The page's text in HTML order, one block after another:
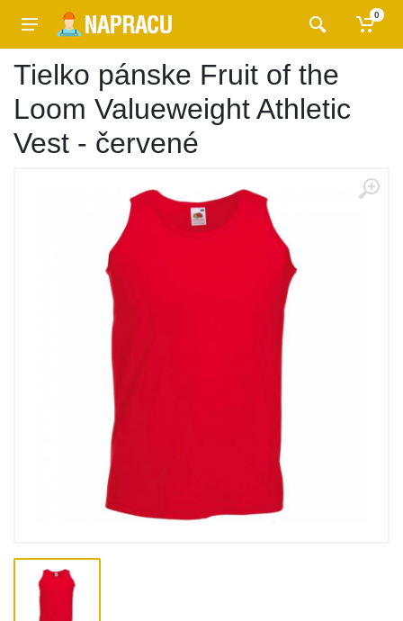
0
Tielko pánske Fruit of the
Loom Valueweight Athletic
Vest - červené